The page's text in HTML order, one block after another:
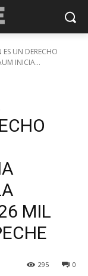
UN DERECHO
INICIA...
MIL
0
295